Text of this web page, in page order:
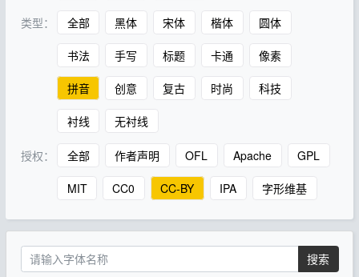
类型： 全部 黑体 宋体 楷体 圆体
书法 手写 标题 卡通 像素
拼音 创意 复古 时尚 科技
衬线 无衬线
授权： 全部 作者声明 OFL Apache GPL
MIT CC0 CC-BY IPA 字形维基
搜索